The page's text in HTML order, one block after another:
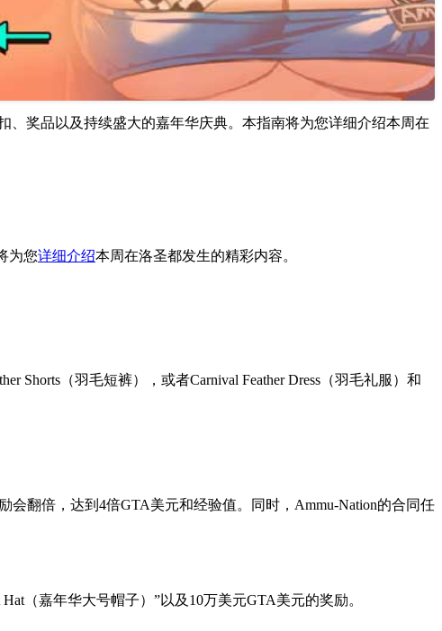
、奖品以及持续盛大的嘉年华庆典。本指南将为您详细介绍本周在
为您详细介绍本周在洛圣都发生的精彩内容。
Shorts（羽毛短裤），或者Carnival Feather Dress（羽毛礼服）和
会翻倍，达到4倍GTA美元和经验值。同时，Ammu-Nation的合同任
（嘉年华大号帽子）”以及10万美元GTA美元的奖励。